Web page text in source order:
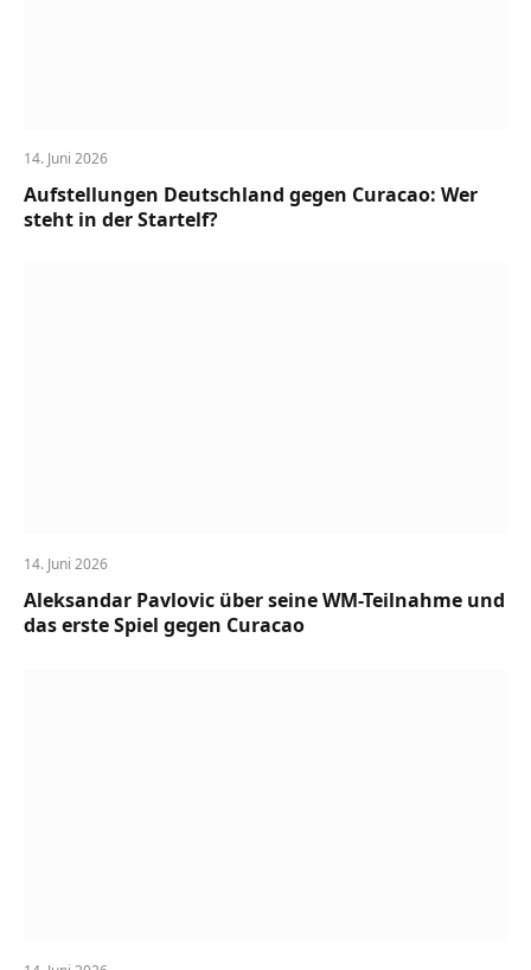
14. Juni 2026
Aufstellungen Deutschland gegen Curacao: Wer
steht in der Startelf?
14. Juni 2026
Aleksandar Pavlovic über seine WM-Teilnahme und
das erste Spiel gegen Curacao